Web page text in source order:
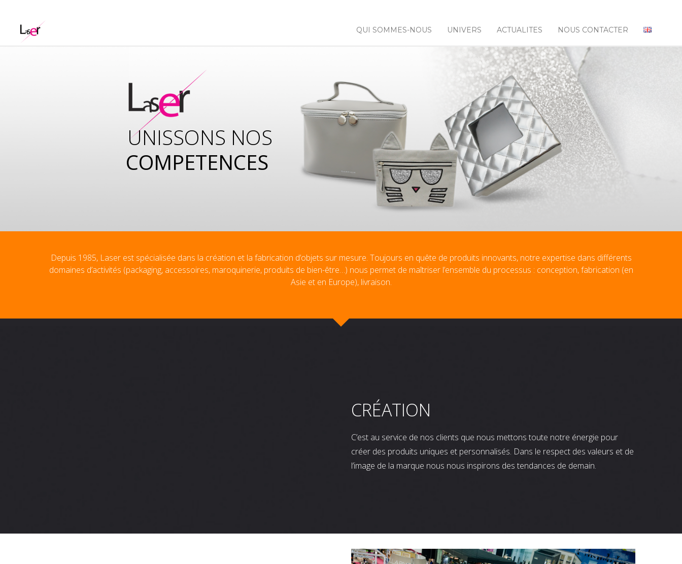
QUI SOMMES-NOUS UNIVERS ACTUALITES NOUS CONTACTER
COMPETENCES
UNISSONS NOS
Depuis 1985, Laser est spécialisée dans la création et la fabrication d’objets sur mesure. Toujours en quête de produits innovants, notre expertise dans différents
domaines d’activités (packaging, accessoires, maroquinerie, produits de bien-être…) nous permet de maîtriser l’ensemble du processus : conception, fabrication (en
Asie et en Europe), livraison.
CRÉATION
C’est au service de nos clients que nous mettons toute notre énergie pour
créer des produits uniques et personnalisés. Dans le respect des valeurs et de
l’image de la marque nous nous inspirons des tendances de demain.